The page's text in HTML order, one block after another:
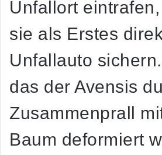
Unfallort
sie als Erstes
Unfallauto
das der Avensis
Zusammenprall
Baum deformiert